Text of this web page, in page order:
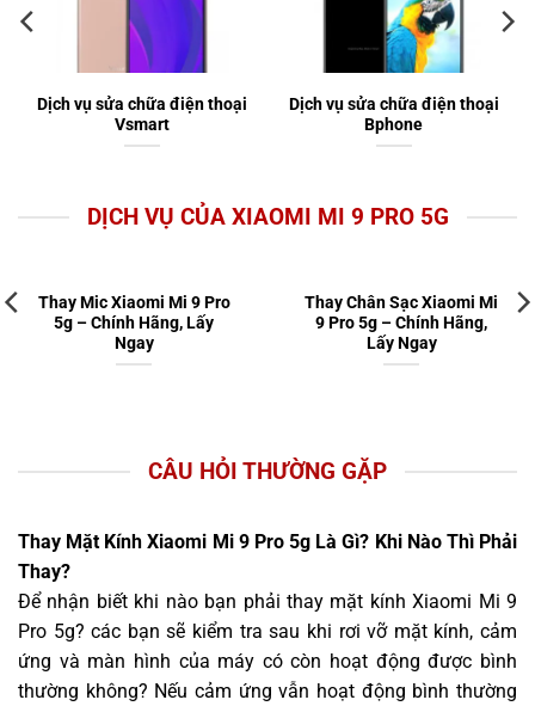
Dịch vụ sửa chữa điện thoại
Vsmart
Dịch vụ sửa chữa điện thoại
Bphone
DỊCH VỤ CỦA XIAOMI MI 9 PRO 5G
Thay Mic Xiaomi Mi 9 Pro
5g – Chính Hãng, Lấy
Ngay
Thay Chân Sạc Xiaomi Mi
9 Pro 5g – Chính Hãng,
Lấy Ngay
CÂU HỎI THƯỜNG GẶP
Thay Mặt Kính Xiaomi Mi 9 Pro 5g Là Gì? Khi Nào Thì Phải
Thay?
Để nhận biết khi nào bạn phải thay mặt kính Xiaomi Mi 9
Pro 5g? các bạn sẽ kiểm tra sau khi rơi vỡ mặt kính, cảm
ứng và màn hình của máy có còn hoạt động được bình
thường không? Nếu cảm ứng vẫn hoạt động bình thường